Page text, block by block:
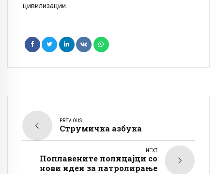
цивилизации.
PREVIOUS
Струмичка азбука
NEXT
Поплавените полицајци со
нови идеи за патролирање